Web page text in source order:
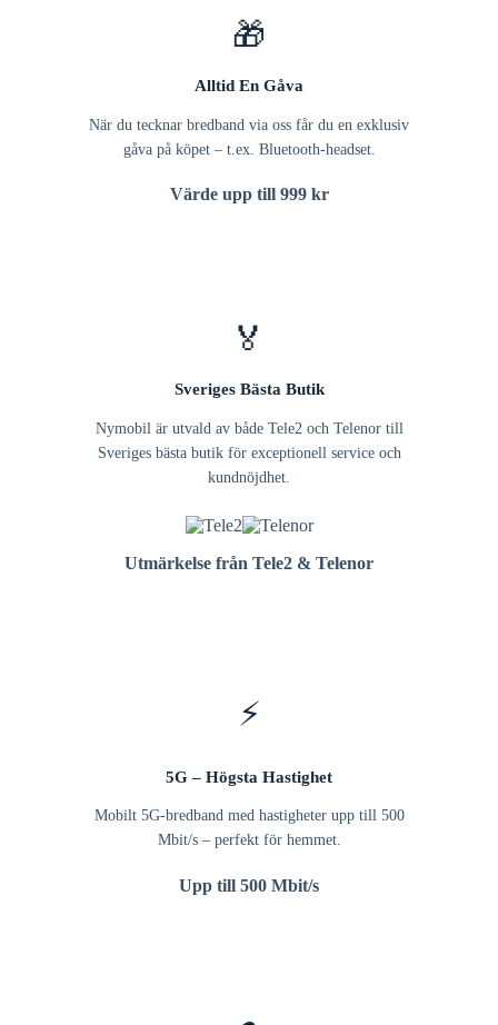
🎁
Alltid En Gåva
När du tecknar bredband via oss får du en exklusiv
gåva på köpet – t.ex. Bluetooth-headset.
Värde upp till 999 kr
🏅
Sveriges Bästa Butik
Nymobil är utvald av både Tele2 och Telenor till
Sveriges bästa butik för exceptionell service och
kundnöjdhet.
Utmärkelse från Tele2 & Telenor
⚡
5G – Högsta Hastighet
Mobilt 5G-bredband med hastigheter upp till 500
Mbit/s – perfekt för hemmet.
Upp till 500 Mbit/s